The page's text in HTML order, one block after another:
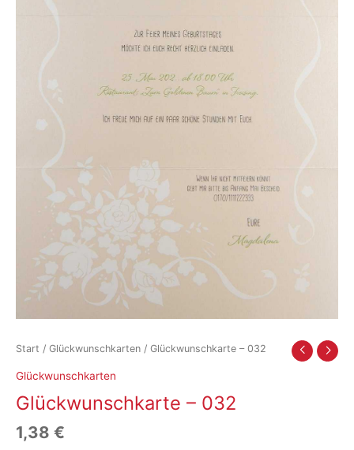
Start / Glückwunschkarten / Glückwunschkarte – 032
Glückwunschkarten
Glückwunschkarte – 032
1,38 €